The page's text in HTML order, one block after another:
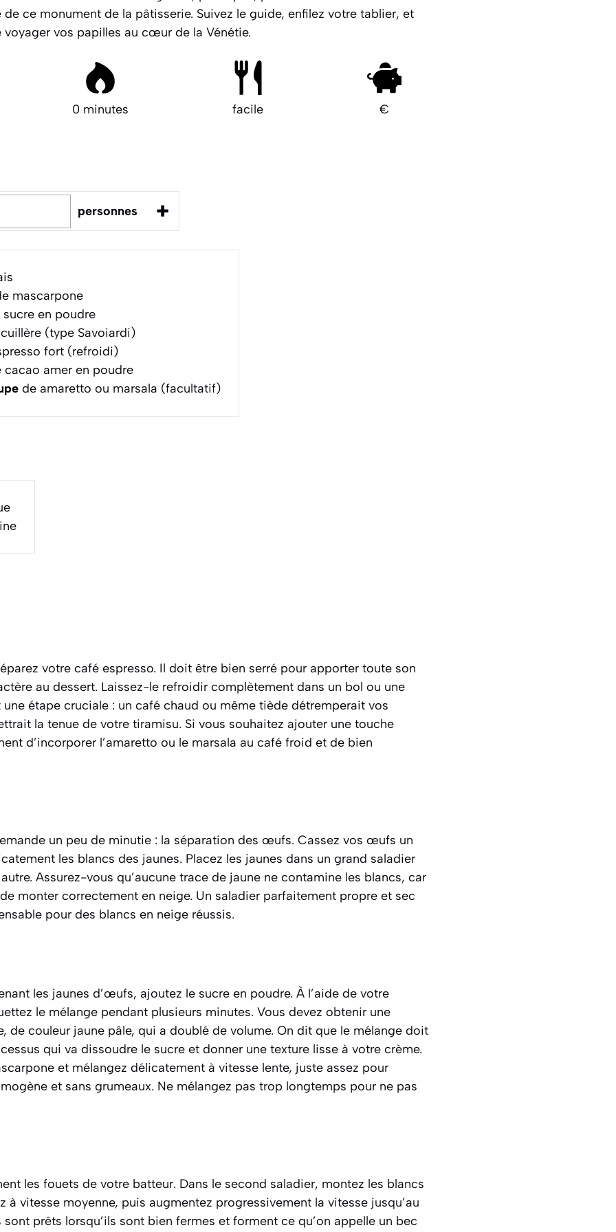
ce monument de la pâtisserie. Suivez le guide, enfilez votre tablier, et
vos papilles au cœur de la Vénétie.
0 minutes facile €
personnes +
mascarpone
en poudre
(type Savoiardi)
fort (refroidi)
amer en poudre
de amaretto ou marsala (facultatif)
votre café espresso. Il doit être bien serré pour apporter toute son
au dessert. Laissez-le refroidir complètement dans un bol ou une
une étape cruciale : un café chaud ou même tiède détremperait vos
la tenue de votre tiramisu. Si vous souhaitez ajouter une touche
d’incorporer l’amaretto ou le marsala au café froid et de bien
un peu de minutie : la séparation des œufs. Cassez vos œufs un
les blancs des jaunes. Placez les jaunes dans un grand saladier
Assurez-vous qu’aucune trace de jaune ne contamine les blancs, car
monter correctement en neige. Un saladier parfaitement propre et sec
pour des blancs en neige réussis.
les jaunes d’œufs, ajoutez le sucre en poudre. À l’aide de votre
le mélange pendant plusieurs minutes. Vous devez obtenir une
de couleur jaune pâle, qui a doublé de volume. On dit que le mélange doit
qui va dissoudre le sucre et donner une texture lisse à votre crème.
et mélangez délicatement à vitesse lente, juste assez pour
et sans grumeaux. Ne mélangez pas trop longtemps pour ne pas
les fouets de votre batteur. Dans le second saladier, montez les blancs
à vitesse moyenne, puis augmentez progressivement la vitesse jusqu’au
prêts lorsqu’ils sont bien fermes et forment ce qu’on appelle un bec